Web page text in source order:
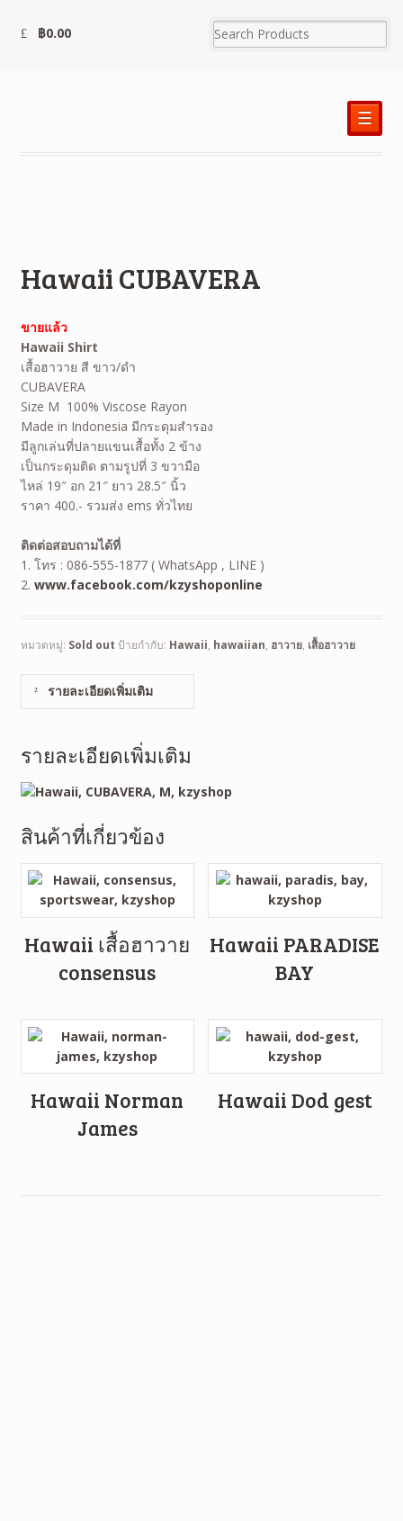
฿0.00
☰
Hawaii CUBAVERA
ขายแล้ว
Hawaii Shirt
เสื้อฮาวาย สี ขาว/ดำ
CUBAVERA
Size M 100% Viscose Rayon
Made in Indonesia มีกระดุมสำรอง
มีลูกเล่นที่ปลายแขนเสื้อทั้ง 2 ข้าง
เป็นกระดุมติด ตามรูปที่ 3 ขวามือ
ไหล่ 19″ อก 21″ ยาว 28.5″ นิ้ว
ราคา 400.- รวมส่ง ems ทั่วไทย
ติดต่อสอบถามได้ที่
1. โทร : 086-555-1877 ( WhatsApp , LINE )
2. www.facebook.com/kzyshoponline
หมวดหมู่: Sold out ป้ายกำกับ: Hawaii, hawaiian, ฮาวาย, เสื้อฮาวาย
รายละเอียดเพิ่มเติม
รายละเอียดเพิ่มเติม
สินค้าที่เกี่ยวข้อง
Hawaii เสื้อฮาวาย
consensus
Hawaii PARADISE
BAY
Hawaii Norman
James
Hawaii Dod gest